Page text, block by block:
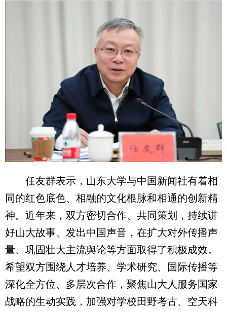
任友群表示，山东大学与中国新闻社有着相
同的红色底色、相融的文化根脉和相通的创新精
神。近年来，双方密切合作、共同策划，持续讲
好山大故事、发出中国声音，在扩大对外传播声
量、巩固壮大主流舆论等方面取得了积极成效。
希望双方围绕人才培养、学术研究、国际传播等
深化全方位、多层次合作，聚焦山大人服务国家
战略的生动实践，加强对学校田野考古、空天科